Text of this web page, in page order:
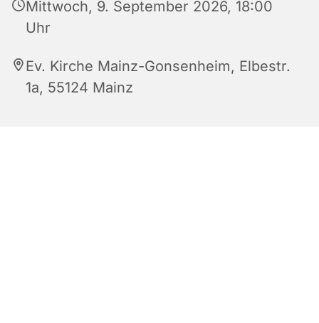
Mittwoch, 9. September 2026, 18:00
Uhr
Ev. Kirche Mainz-Gonsenheim, Elbestr.
1a, 55124 Mainz